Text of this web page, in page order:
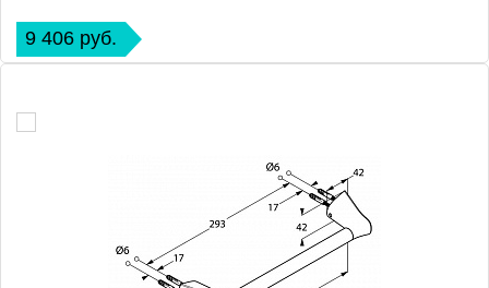
9 406 руб.